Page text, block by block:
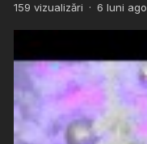
159 vizualizări · 6 luni ago